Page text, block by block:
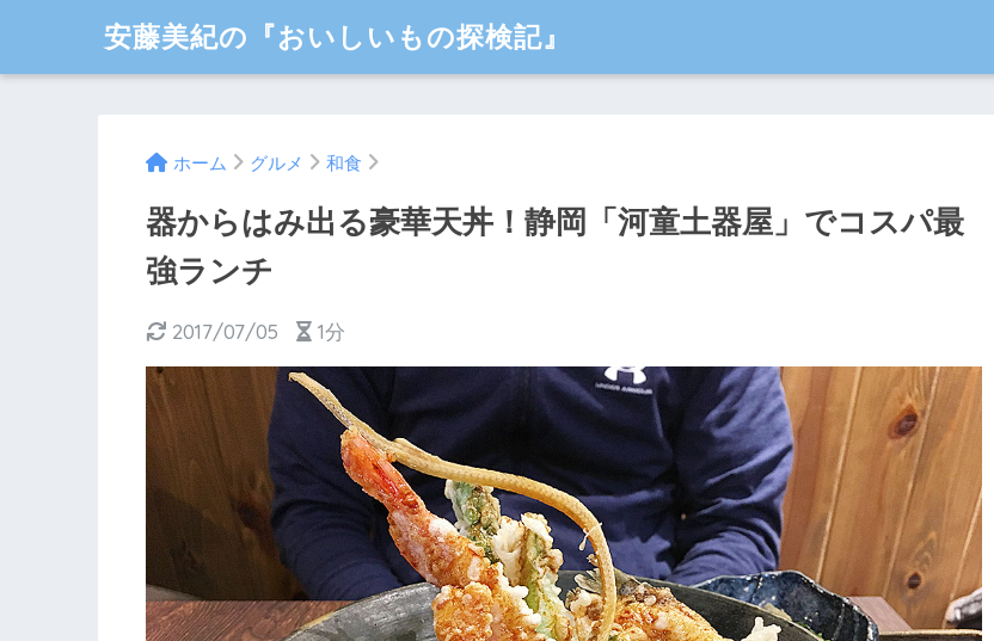
安藤美紀の『おいしいもの探検記』
ホーム グルメ 和食
器からはみ出る豪華天丼！静岡「河童土器屋」でコスパ最
強ランチ
2017/07/05 1分